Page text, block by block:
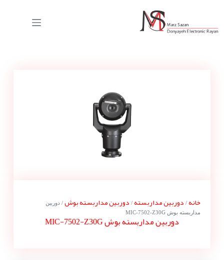
خانه/ دوربین مداربسته/ دوربین مداربسته بوش/ دوربین
مداربسته بوش MIC-7502-Z30G
دوربین مداربسته بوش MIC-7502-Z30G